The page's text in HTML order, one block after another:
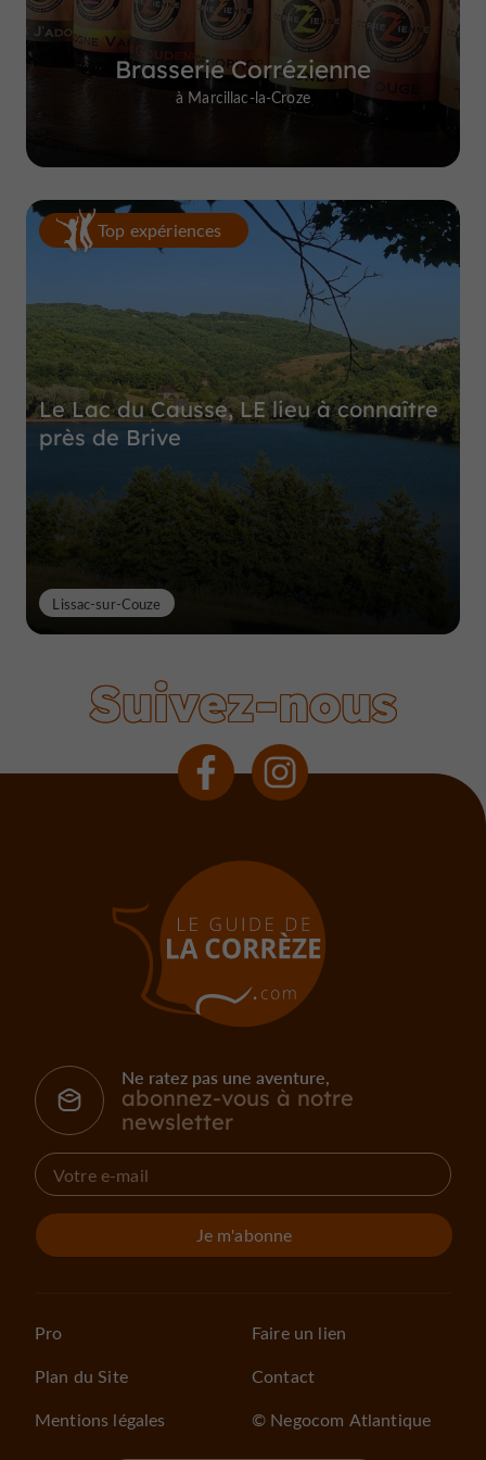
Brasserie Corrézienne
à Marcillac-la-Croze
Top expériences
Le Lac du Causse, LE lieu à connaître
près de Brive
Lissac-sur-Couze
Suivez-nous
Ne ratez pas une aventure,
abonnez-vous à notre
newsletter
Je m'abonne
Pro
Plan du Site
Mentions légales
Faire un lien
Contact
© Negocom Atlantique